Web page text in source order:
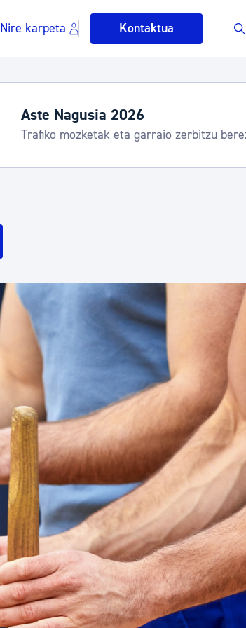
Nire karpeta Kontaktua
publikoa, hondakinak eta ingurumena
ekonomikoa eta enplegua
Giza Eskubideak eta bizikidetza
Udako ordutegiak eta zerbitzuak
Udalinfo, Donostia Kirola, Donostia Kultura,
Urgull, Hondalea, Turismoa